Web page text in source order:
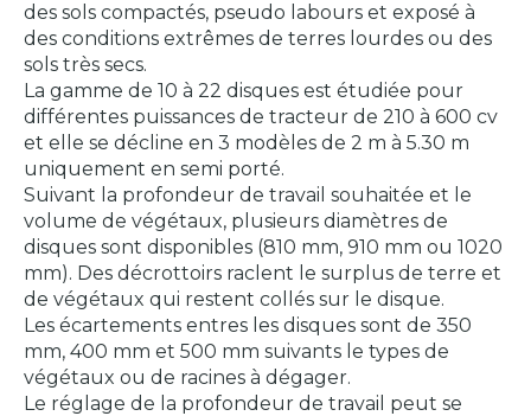
des sols compactés, pseudo labours et exposé à
des conditions extrêmes de terres lourdes ou des
sols très secs.
La gamme de 10 à 22 disques est étudiée pour
différentes puissances de tracteur de 210 à 600 cv
et elle se décline en 3 modèles de 2 m à 5.30 m
uniquement en semi porté.
Suivant la profondeur de travail souhaitée et le
volume de végétaux, plusieurs diamètres de
disques sont disponibles (810 mm, 910 mm ou 1020
mm). Des décrottoirs raclent le surplus de terre et
de végétaux qui restent collés sur le disque.
Les écartements entres les disques sont de 350
mm, 400 mm et 500 mm suivants le types de
végétaux ou de racines à dégager.
Le réglage de la profondeur de travail peut se